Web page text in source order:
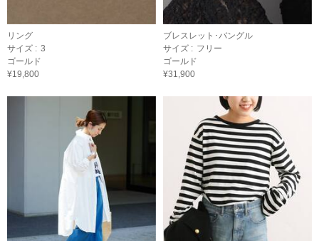
リング
サイズ : 3
ゴールド
¥19,800
ブレスレット･バングル
サイズ : フリー
ゴールド
¥31,900